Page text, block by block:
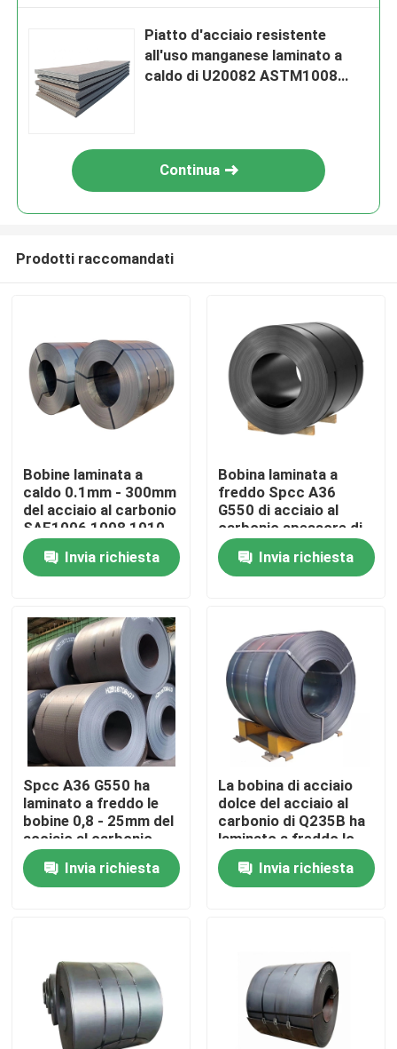
Casa
Contatti
Prodotti
Parti della fornace della caldaia
Parti della caldaia del carbone
piatto di acciaio al carbonio
Tubo senza cuciture della lega
Tubo ad alta pressione della caldaia
Piatto d'acciaio resistente
all'uso manganese laminato a
caldo di U20082 ASTM1008
Continua
Prodotti raccomandati
Bobine laminata a
caldo 0.1mm - 300mm
del acciaio al carbonio
SAE1006 1008 1010
Invia richiesta
Bobina laminata a
freddo Spcc A36
G550 di acciaio al
carbonio spessore di
300mm - di 0.1mm
Invia richiesta
Spcc A36 G550 ha
laminato a freddo le
bobine 0,8 - 25mm del
acciaio al carbonio
Invia richiesta
La bobina di acciaio
dolce del acciaio al
carbonio di Q235B ha
laminato a freddo lo
spessore di 4mm - di
0,12
Invia richiesta